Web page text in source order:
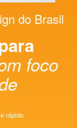
do Brasil
foco
rápido.